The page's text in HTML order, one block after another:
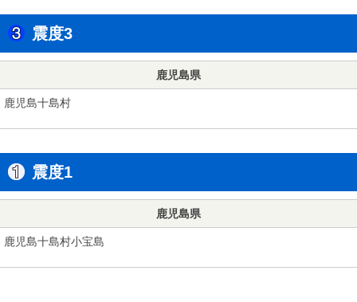
震度3
鹿児島県
鹿児島十島村
震度1
鹿児島県
鹿児島十島村小宝島